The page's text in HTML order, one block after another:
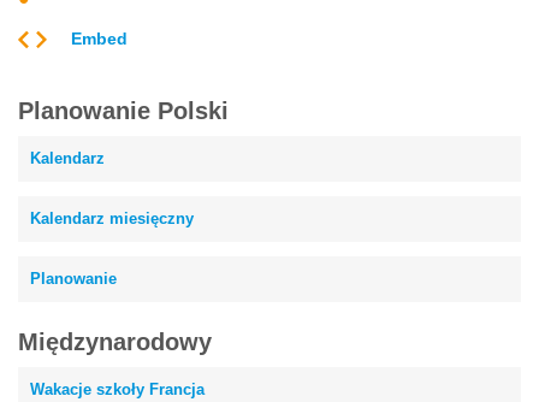
Embed
Planowanie Polski
Kalendarz
Kalendarz miesięczny
Planowanie
Międzynarodowy
Wakacje szkoły Francja